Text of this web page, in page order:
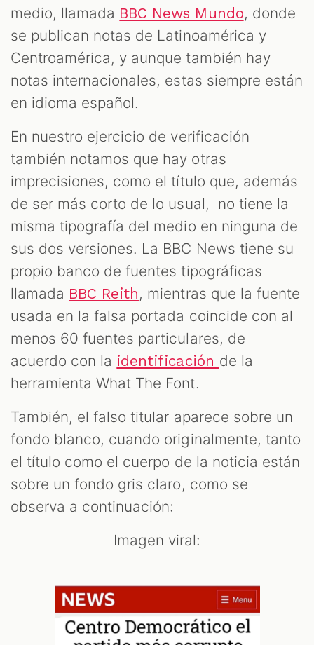
medio, llamada BBC News Mundo, donde
se publican notas de Latinoamérica y
Centroamérica, y aunque también hay
notas internacionales, estas siempre están
en idioma español.
En nuestro ejercicio de verificación
también notamos que hay otras
imprecisiones, como el título que, además
de ser más corto de lo usual, no tiene la
misma tipografía del medio en ninguna de
sus dos versiones. La BBC News tiene su
propio banco de fuentes tipográficas
llamada BBC Reith, mientras que la fuente
usada en la falsa portada coincide con al
menos 60 fuentes particulares, de
acuerdo con la identificación de la
herramienta What The Font.
También, el falso titular aparece sobre un
fondo blanco, cuando originalmente, tanto
el título como el cuerpo de la noticia están
sobre un fondo gris claro, como se
observa a continuación:
Imagen viral: